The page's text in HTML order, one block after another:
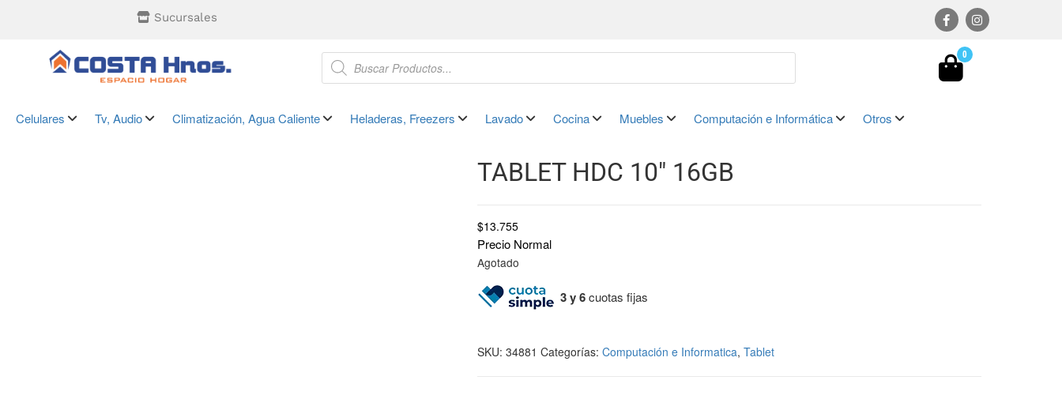
Sucursales
0
Celulares Tv, Audio Climatización, Agua Caliente Heladeras, Freezers Lavado Cocina Muebles Computación e Informática Otros
TABLET HDC 10″ 16GB
$13.755
Precio Normal
Agotado
3 y 6cuotas fijas
SKU: 34881 Categorías: Computación e Informatica, Tablet